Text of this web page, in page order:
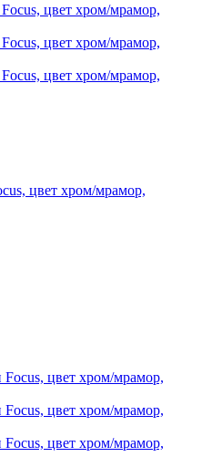
цвет хром/мрамор,